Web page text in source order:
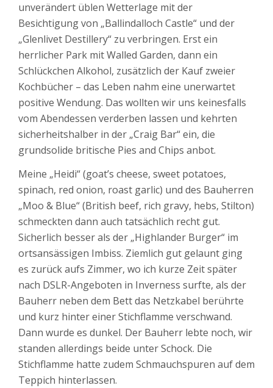
unverändert üblen Wetterlage mit der
Besichtigung von „Ballindalloch Castle“ und der
„Glenlivet Destillery“ zu verbringen. Erst ein
herrlicher Park mit Walled Garden, dann ein
Schlückchen Alkohol, zusätzlich der Kauf zweier
Kochbücher – das Leben nahm eine unerwartet
positive Wendung. Das wollten wir uns keinesfalls
vom Abendessen verderben lassen und kehrten
sicherheitshalber in der „Craig Bar“ ein, die
grundsolide britische Pies and Chips anbot.
Meine „Heidi“ (goat’s cheese, sweet potatoes,
spinach, red onion, roast garlic) und des Bauherren
„Moo & Blue“ (British beef, rich gravy, hebs, Stilton)
schmeckten dann auch tatsächlich recht gut.
Sicherlich besser als der „Highlander Burger“ im
ortsansässigen Imbiss. Ziemlich gut gelaunt ging
es zurück aufs Zimmer, wo ich kurze Zeit später
nach DSLR-Angeboten in Inverness surfte, als der
Bauherr neben dem Bett das Netzkabel berührte
und kurz hinter einer Stichflamme verschwand.
Dann wurde es dunkel. Der Bauherr lebte noch, wir
standen allerdings beide unter Schock. Die
Stichflamme hatte zudem Schmauchspuren auf dem
Teppich hinterlassen.